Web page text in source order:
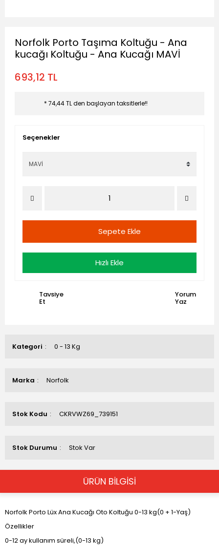
Kategori 0 - 13 Kg
Marka Norfolk
Stok Kodu CKRVWZ69_739151
Stok Durumu Stok Var
Norfolk Porto Taşıma Koltuğu - Ana
kucağı Koltuğu - Ana Kucağı MAVİ
693,12 TL
* 74,44 TL den başlayan taksitlerle!!
Seçenekler
Sepete Ekle
Hızlı Ekle
Tavsiye
Et
Yorum
Yaz
ÜRÜN BİLGİSİ
Norfolk Porto Lüx Ana Kucağı Oto Koltuğu 0-13 kg(0 + 1-Yaş)
Özellikler
0-12 ay kullanım süreli,(0-13 kg)